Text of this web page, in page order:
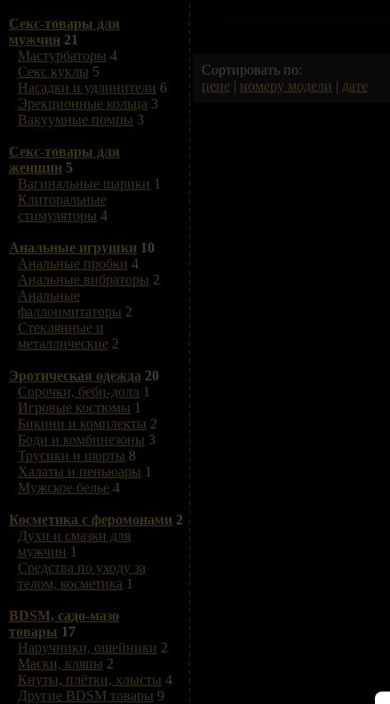
Секс-товары для
мужчин 21
Мастурбаторы 4
Секс куклы 5
Насадки и удлинители 6
Эрекционные кольца 3
Вакуумные помпы 3
Секс-товары для
женщин 5
Вагинальные шарики 1
Клиторальные
стимуляторы 4
Анальные игрушки 10
Анальные пробки 4
Анальные вибраторы 2
Анальные
фаллоимитаторы 2
Стеклянные и
металлические 2
Эротическая одежда 20
Сорочки, беби-долл 1
Игровые костюмы 1
Бикини и комплекты 2
Боди и комбинезоны 3
Трусики и шорты 8
Халаты и пеньюары 1
Мужское белье 4
Косметика с феромонами 2
Духи и смазки для
мужчин 1
Средства по уходу за
телом, косметика 1
BDSM, садо-мазо
товары 17
Наручники, ошейники 2
Маски, кляпы 2
Кнуты, плётки, хлысты 4
Другие BDSM товары 9
Сортировать по:
цене | номеру модели | дате